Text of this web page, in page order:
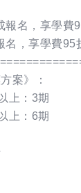
報名，享學費
名，享學費95
案》：
上：3期
上：6期